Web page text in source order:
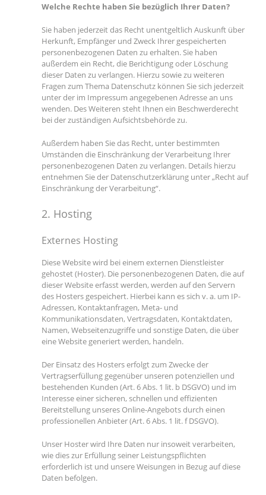
Welche Rechte haben Sie bezüglich Ihrer Daten?
Sie haben jederzeit das Recht unentgeltlich Auskunft über
Herkunft, Empfänger und Zweck Ihrer gespeicherten
personenbezogenen Daten zu erhalten. Sie haben
außerdem ein Recht, die Berichtigung oder Löschung
dieser Daten zu verlangen. Hierzu sowie zu weiteren
Fragen zum Thema Datenschutz können Sie sich jederzeit
unter der im Impressum angegebenen Adresse an uns
wenden. Des Weiteren steht Ihnen ein Beschwerderecht
bei der zuständigen Aufsichtsbehörde zu.
Außerdem haben Sie das Recht, unter bestimmten
Umständen die Einschränkung der Verarbeitung Ihrer
personenbezogenen Daten zu verlangen. Details hierzu
entnehmen Sie der Datenschutzerklärung unter „Recht auf
Einschränkung der Verarbeitung“.
2. Hosting
Externes Hosting
Diese Website wird bei einem externen Dienstleister
gehostet (Hoster). Die personenbezogenen Daten, die auf
dieser Website erfasst werden, werden auf den Servern
des Hosters gespeichert. Hierbei kann es sich v. a. um IP-
Adressen, Kontaktanfragen, Meta- und
Kommunikationsdaten, Vertragsdaten, Kontaktdaten,
Namen, Webseitenzugriffe und sonstige Daten, die über
eine Website generiert werden, handeln.
Der Einsatz des Hosters erfolgt zum Zwecke der
Vertragserfüllung gegenüber unseren potenziellen und
bestehenden Kunden (Art. 6 Abs. 1 lit. b DSGVO) und im
Interesse einer sicheren, schnellen und effizienten
Bereitstellung unseres Online-Angebots durch einen
professionellen Anbieter (Art. 6 Abs. 1 lit. f DSGVO).
Unser Hoster wird Ihre Daten nur insoweit verarbeiten,
wie dies zur Erfüllung seiner Leistungspflichten
erforderlich ist und unsere Weisungen in Bezug auf diese
Daten befolgen.